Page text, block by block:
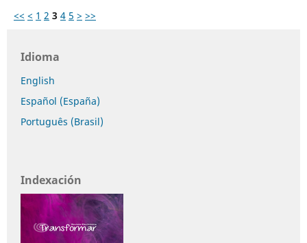
<< < 1 2 3 4 5 > >>
Idioma
English
Español (España)
Português (Brasil)
Indexación